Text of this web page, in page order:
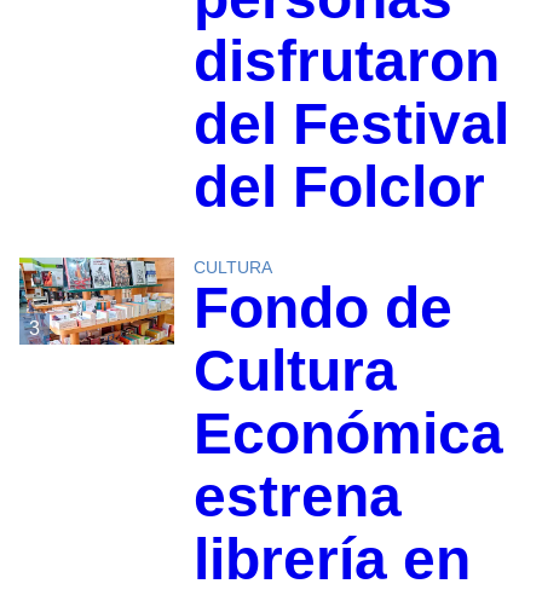
disfrutaron
del Festival
del Folclor
3
CULTURA
Fondo de
Cultura
Económica
estrena
librería en